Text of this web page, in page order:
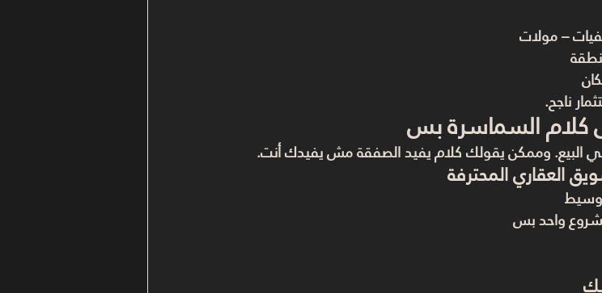
– مولات
ناجح.
كلام السماسرة بس
البيع. وممكن يقولك كلام يفيد الصفقة مش يفيدك أنت.
العقاري المحترفة
واحد بس